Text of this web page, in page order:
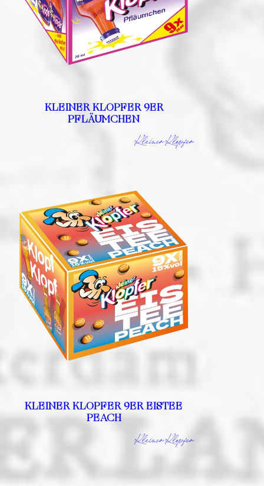
KLEINER KLOPFER 9ER
PFLÄUMCHEN
Kleiner Klopfer
KLEINER KLOPFER 9ER EISTEE
PEACH
Kleiner Klopfer